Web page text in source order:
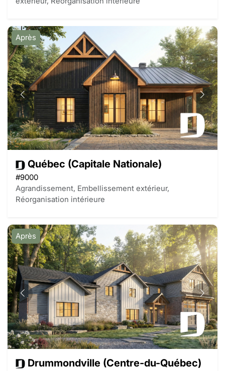
Après
Québec (Capitale Nationale)
#9000
Agrandissement, Embellissement extérieur,
Réorganisation intérieure
Après
Drummondville (Centre-du-Québec)